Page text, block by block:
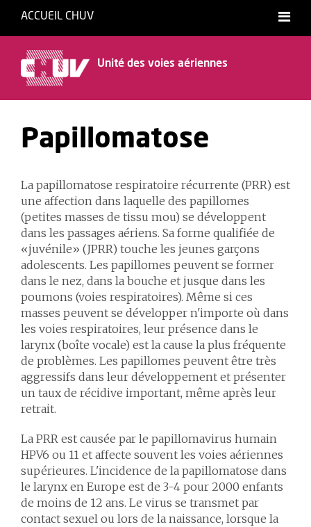
ACCUEIL CHUV
Français
Unité des voies aériennes
Papillomatose
La papillomatose respiratoire récurrente (PRR) est
une affection dans laquelle des papillomes
(petites masses de tissu mou) se développent
dans les passages aériens. Sa forme qualifiée de
«juvénile» (JPRR) touche les jeunes garçons
adolescents. Les papillomes peuvent se former
dans le nez, dans la bouche et jusque dans les
poumons (voies respiratoires). Même si ces
masses peuvent se développer n'importe où dans
les voies respiratoires, leur présence dans le
larynx (boîte vocale) est la cause la plus fréquente
de problèmes. Les papillomes peuvent être très
aggressifs dans leur développement et présenter
un taux de récidive important, même après leur
retrait.
La PRR est causée par le papillomavirus humain
HPV6 ou 11 et affecte souvent les voies aériennes
supérieures. L'incidence de la papillomatose dans
le larynx en Europe est de 3-4 pour 2000 enfants
de moins de 12 ans. Le virus se transmet par
contact sexuel ou lors de la naissance, lorsque la